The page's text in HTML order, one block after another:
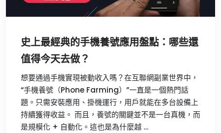
史上最經典的手機養號應用盤點：哪些還
值得今天去做？
想要通過手機實現被動收入嗎？在互聯網副業世界中，
“手機養號（Phone Farming）”一直是一個熱門話
題。只需安裝應用、掛機運行，用戶就能在多台設備上
持續獲得收益。 而且，養號的關鍵並不是一台真機，而
是規模化 + 自動化。這也是為什麼越 …